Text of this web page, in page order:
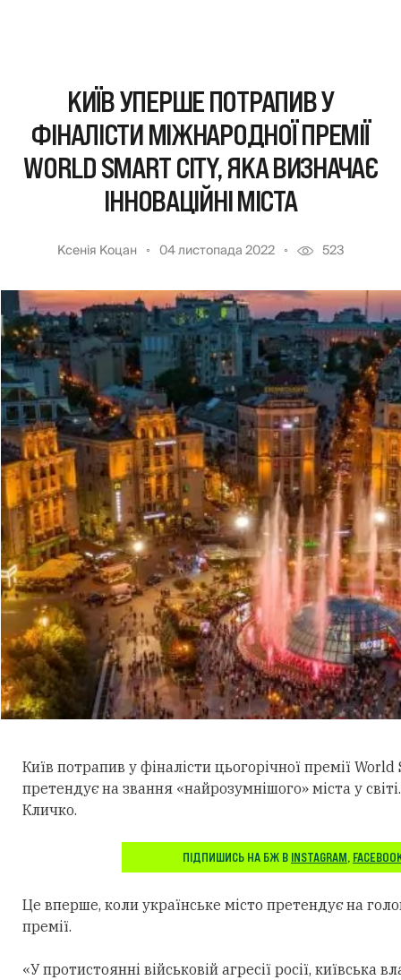
КИЇВ УПЕРШЕ ПОТРАПИВ У
ФІНАЛІСТИ МІЖНАРОДНОЇ ПРЕМІЇ
WORLD SMART CITY, ЯКА ВИЗНАЧАЄ
ІННОВАЦІЙНІ МІСТА
Ксенія Коцан 04 листопада 2022 523
Київ потрапив у фіналісти цьогорічної премії
претендує на звання «найрозумнішого» міста у
Кличко.
ПІДПИШИСЬ НА БЖ В INSTAGRAM,
Це вперше, коли українське місто претендує на
премії.
«У протистоянні військовій агресії росії, київська